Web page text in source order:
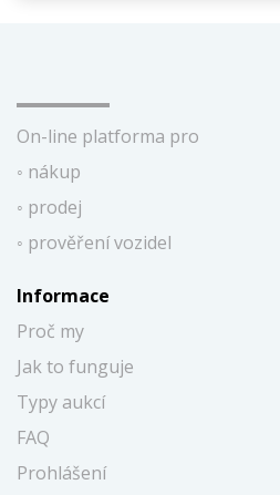
On-line platforma pro
◦ nákup
◦ prodej
◦ prověření vozidel
Informace
Proč my
Jak to funguje
Typy aukcí
FAQ
Prohlášení